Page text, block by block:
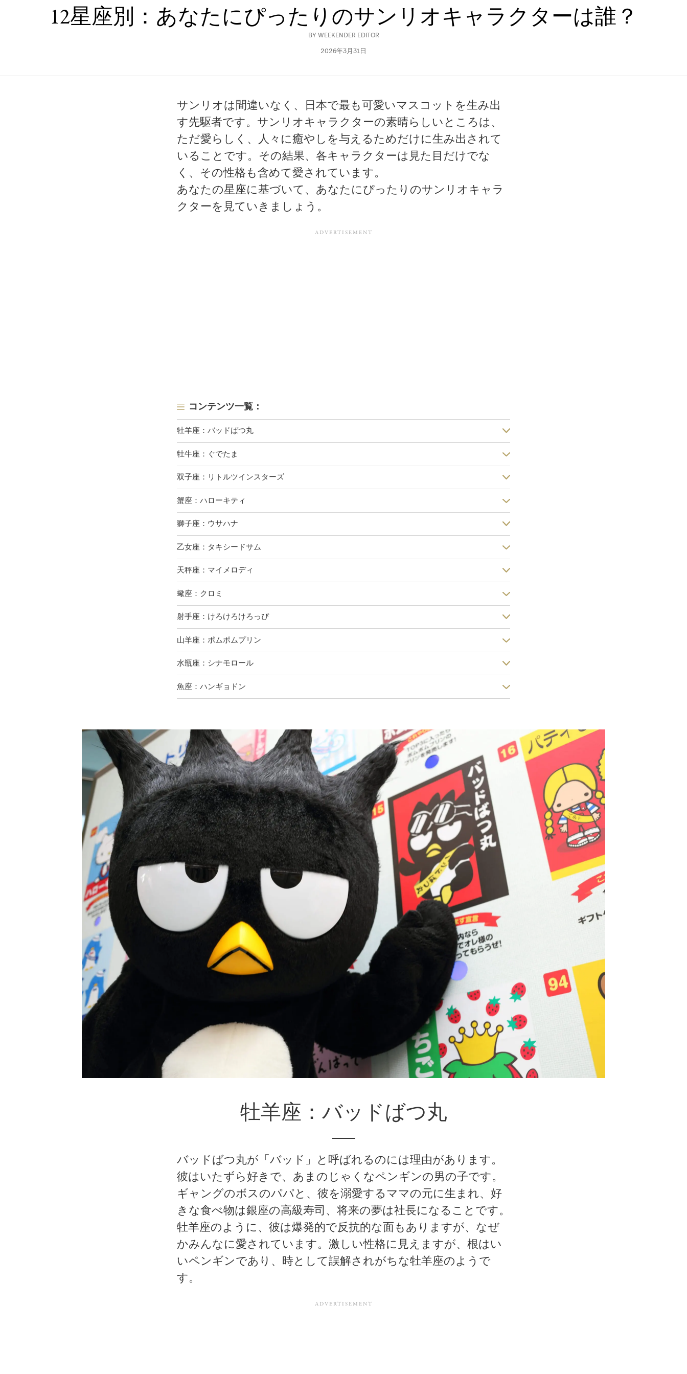
12星座別：あなたにぴったりのサンリオキャラクターは誰？
BY WEEKENDER EDITOR
2026年3月31日
サンリオは間違いなく、日本で最も可愛いマスコットを生み出
す先駆者です。サンリオキャラクターの素晴らしいところは、
ただ愛らしく、人々に癒やしを与えるためだけに生み出されて
いることです。その結果、各キャラクターは見た目だけでな
く、その性格も含めて愛されています。
あなたの星座に基づいて、あなたにぴったりのサンリオキャラ
クターを見ていきましょう。
コンテンツ一覧：
牡羊座：バッドばつ丸
牡牛座：ぐでたま
双子座：リトルツインスターズ
蟹座：ハローキティ
獅子座：ウサハナ
乙女座：タキシードサム
天秤座：マイメロディ
蠍座：クロミ
射手座：けろけろけろっぴ
山羊座：ポムポムプリン
水瓶座：シナモロール
魚座：ハンギョドン
牡羊座：バッドばつ丸
バッドばつ丸が「バッド」と呼ばれるのには理由があります。
彼はいたずら好きで、あまのじゃくなペンギンの男の子です。
ギャングのボスのパパと、彼を溺愛するママの元に生まれ、好
きな食べ物は銀座の高級寿司、将来の夢は社長になることです。
牡羊座のように、彼は爆発的で反抗的な面もありますが、なぜ
かみんなに愛されています。激しい性格に見えますが、根はい
いペンギンであり、時として誤解されがちな牡羊座のようで
す。